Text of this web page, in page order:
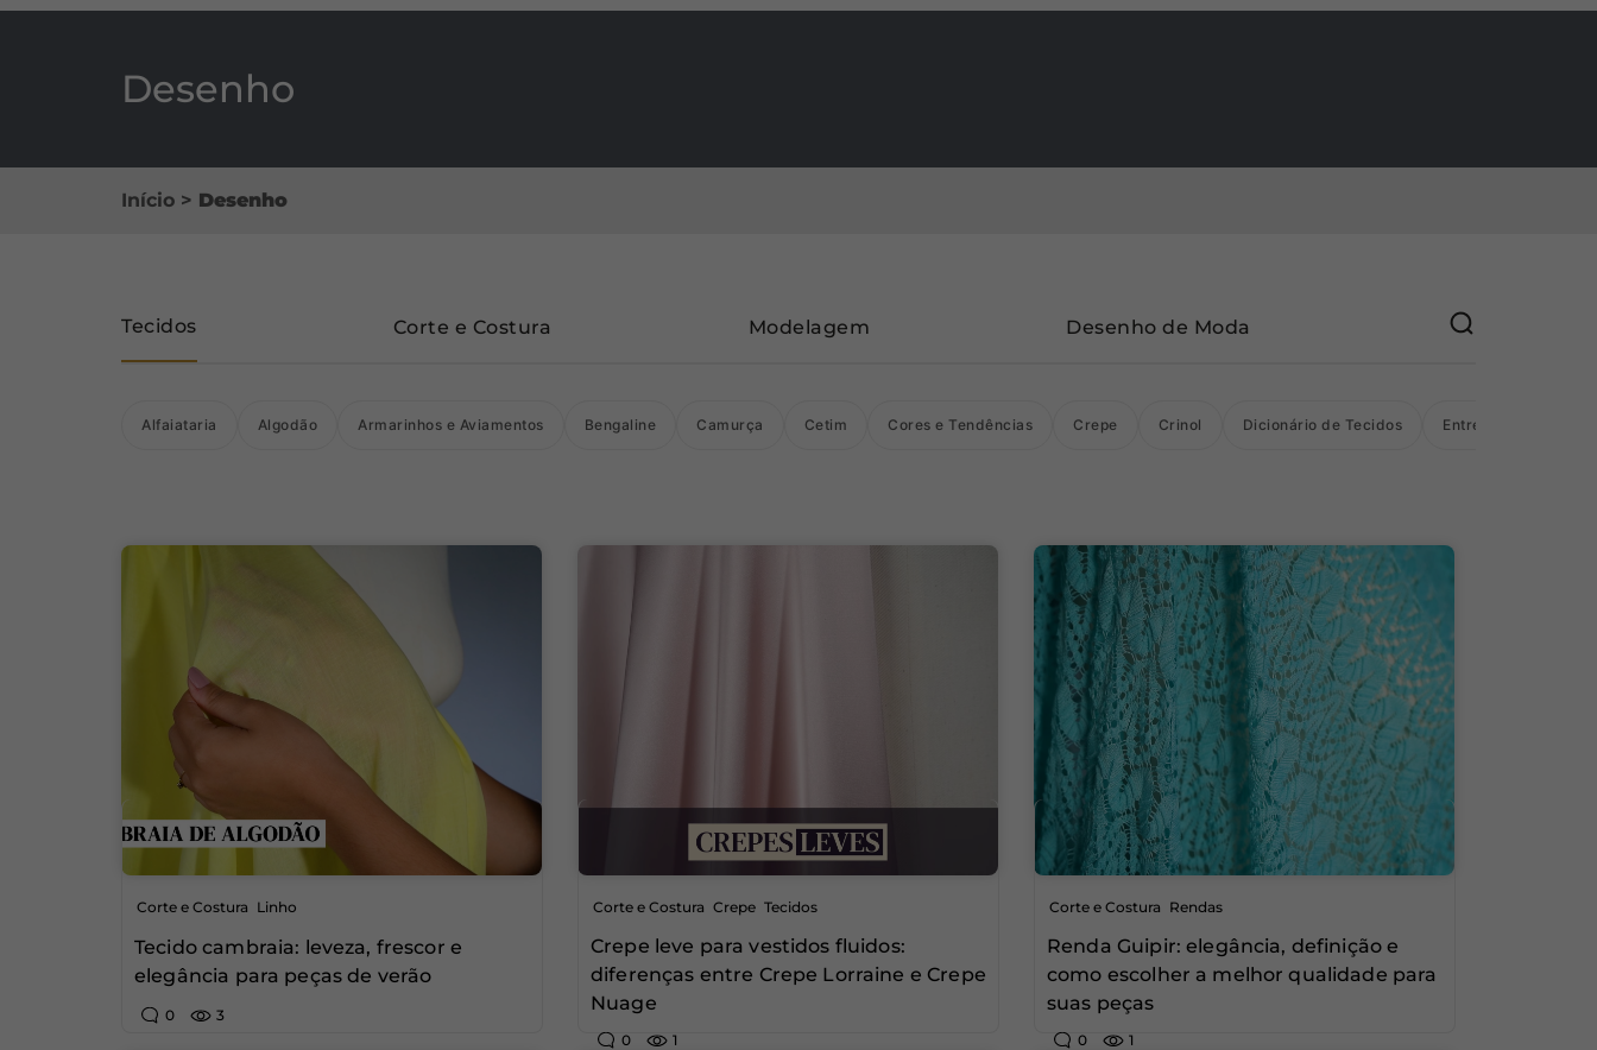
Desenho
Início > Desenho
Tecidos Corte e Costura Modelagem Desenho de Moda
Alfaiataria Algodão Armarinhos e Aviamentos Bengaline Camurça Cetim Cores e Tendências Crepe Crinol Dicionário de Tecidos Entretelas
Corte e Costura Linho
Tecido cambraia: leveza, frescor e
elegância para peças de verão
0 3
Corte e Costura Crepe Tecidos
Crepe leve para vestidos fluidos:
diferenças entre Crepe Lorraine e Crepe
Nuage
0 1
Corte e Costura Rendas
Renda Guipir: elegância, definição e
como escolher a melhor qualidade para
suas peças
0 1